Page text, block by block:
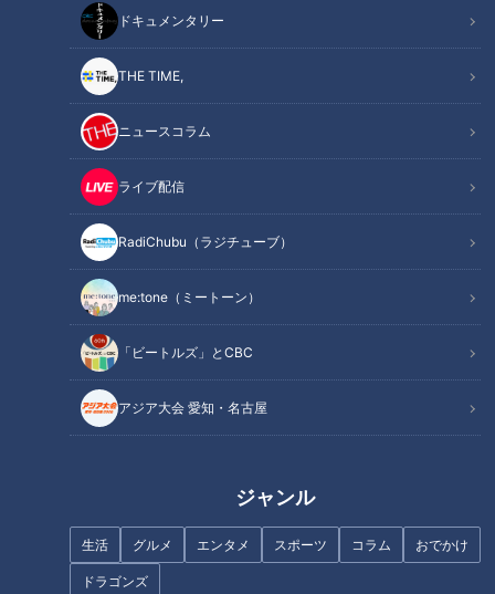
ドキュメンタリー
THE TIME,
ニュースコラム
ライブ配信
RadiChubu（ラジチューブ）
me:tone（ミートーン）
「ビートルズ」とCBC
アジア大会 愛知・名古屋
ジャンル
生活 グルメ エンタメ スポーツ コラム おでかけ
ドラゴンズ
CBCテレビ『ゴゴスマ』
『ゴゴスマ』で各地のご当地グルメを紹介する毎週月曜日のコ
ーナー「ボイメンの感動ごはん・発掘グルメ篇」。今回は、
BOYS AND MENの平松賢人くんが新潟県・長岡市で発掘しま
CBCテレビ『ゴゴスマ』